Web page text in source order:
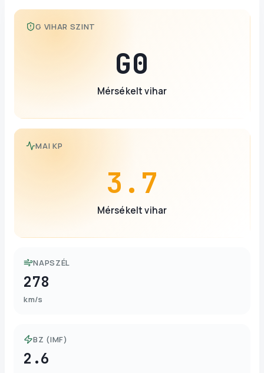
G VIHAR SZINT
G0
Mérsékelt vihar
MAI KP
3.7
Mérsékelt vihar
NAPSZÉL
278
km/s
BZ (IMF)
2.6